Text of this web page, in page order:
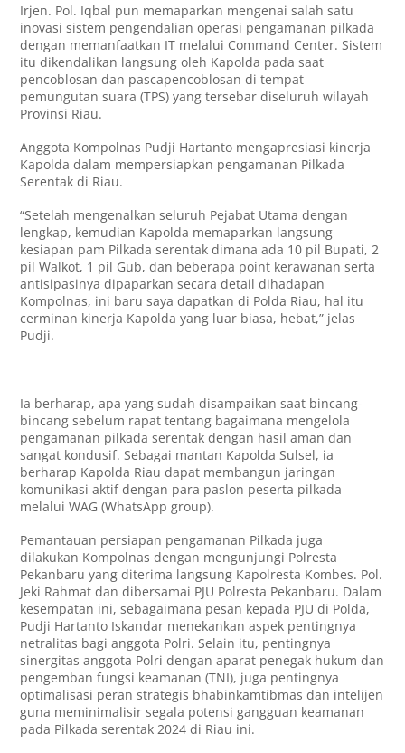
Irjen. Pol. Iqbal pun memaparkan mengenai salah satu
inovasi sistem pengendalian operasi pengamanan pilkada
dengan memanfaatkan IT melalui Command Center. Sistem
itu dikendalikan langsung oleh Kapolda pada saat
pencoblosan dan pascapencoblosan di tempat
pemungutan suara (TPS) yang tersebar diseluruh wilayah
Provinsi Riau.
Anggota Kompolnas Pudji Hartanto mengapresiasi kinerja
Kapolda dalam mempersiapkan pengamanan Pilkada
Serentak di Riau.
“Setelah mengenalkan seluruh Pejabat Utama dengan
lengkap, kemudian Kapolda memaparkan langsung
kesiapan pam Pilkada serentak dimana ada 10 pil Bupati, 2
pil Walkot, 1 pil Gub, dan beberapa point kerawanan serta
antisipasinya dipaparkan secara detail dihadapan
Kompolnas, ini baru saya dapatkan di Polda Riau, hal itu
cerminan kinerja Kapolda yang luar biasa, hebat,” jelas
Pudji.
Ia berharap, apa yang sudah disampaikan saat bincang-
bincang sebelum rapat tentang bagaimana mengelola
pengamanan pilkada serentak dengan hasil aman dan
sangat kondusif. Sebagai mantan Kapolda Sulsel, ia
berharap Kapolda Riau dapat membangun jaringan
komunikasi aktif dengan para paslon peserta pilkada
melalui WAG (WhatsApp group).
Pemantauan persiapan pengamanan Pilkada juga
dilakukan Kompolnas dengan mengunjungi Polresta
Pekanbaru yang diterima langsung Kapolresta Kombes. Pol.
Jeki Rahmat dan dibersamai PJU Polresta Pekanbaru. Dalam
kesempatan ini, sebagaimana pesan kepada PJU di Polda,
Pudji Hartanto Iskandar menekankan aspek pentingnya
netralitas bagi anggota Polri. Selain itu, pentingnya
sinergitas anggota Polri dengan aparat penegak hukum dan
pengemban fungsi keamanan (TNI), juga pentingnya
optimalisasi peran strategis bhabinkamtibmas dan intelijen
guna meminimalisir segala potensi gangguan keamanan
pada Pilkada serentak 2024 di Riau ini.